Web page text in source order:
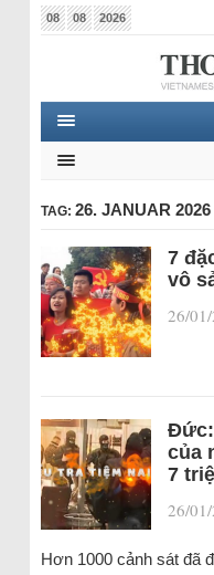
08 08 2026
TAG: 26. JANUAR 2026
7
vô
26/
Đức:
của
7
26/
Hơn 1000 cảnh sát đã